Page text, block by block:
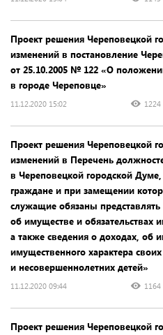
Проект решения Череповецкой
изменений в постановление
от 25.10.2005 № 122 «О
в городе Череповце»
11.12.2020 15:02 1224
Проект решения Череповецкой
изменений в Перечень
в Череповецкой городской
граждане и при замещении
служащие обязаны представлять
об имуществе и обязательствах
а также сведения о доходах, об
имущественного характера своих
и несовершеннолетних детей»
11.12.2020 09:44 1164
Проект решения Череповецкой